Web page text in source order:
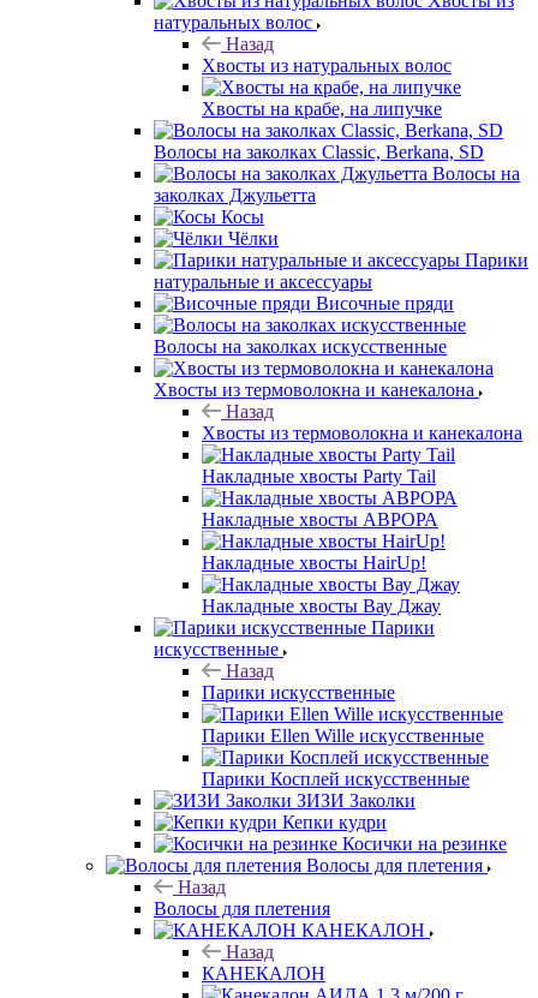
натуральных волос
Назад
Хвосты из натуральных волос
Хвосты на крабе, на липучке
Волосы на заколках Classic, Berkana, SD
Волосы на
заколках Джульетта
Косы
Чёлки
Парики
натуральные и аксессуары
Височные пряди
Волосы на заколках искусственные
Хвосты из термоволокна и канекалона
Назад
Хвосты из термоволокна и канекалона
Накладные хвосты Party Tail
Накладные хвосты АВРОРА
Накладные хвосты HairUp!
Накладные хвосты Вау Джау
Парики
искусственные
Назад
Парики искусственные
Парики Ellen Wille искусственные
Парики Косплей искусственные
ЗИЗИ Заколки
Кепки кудри
Косички на резинке
Волосы для плетения
Назад
Волосы для плетения
КАНЕКАЛОН
Назад
КАНЕКАЛОН